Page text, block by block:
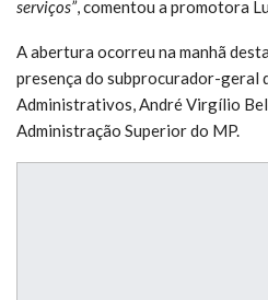
serviços”, comentou a promotora
A abertura ocorreu na manhã
presença do subprocurador-geral
Administrativos, André Virgílio
Administração Superior do MP.